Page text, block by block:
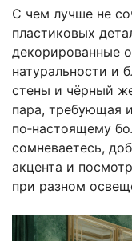
С чем лучше не
пластиковых
декорированные
натуральности и
стены и чёрный
пара, требующая
по‑настоящему
сомневаетесь,
акцента и
при разном